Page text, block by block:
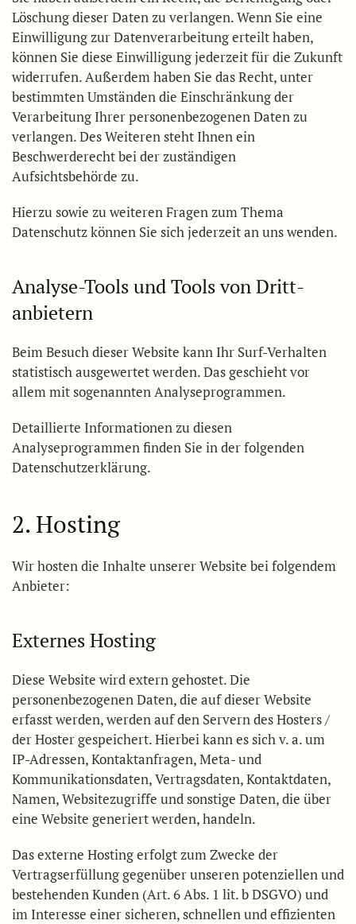
Löschung dieser Daten zu verlangen. Wenn Sie eine
Einwilligung zur Datenverarbeitung erteilt haben,
können Sie diese Einwilligung jederzeit für die Zukunft
widerrufen. Außerdem haben Sie das Recht, unter
bestimmten Umständen die Einschränkung der
Verarbeitung Ihrer personenbezogenen Daten zu
verlangen. Des Weiteren steht Ihnen ein
Beschwerderecht bei der zuständigen
Aufsichtsbehörde zu.
Hierzu sowie zu weiteren Fragen zum Thema
Datenschutz können Sie sich jederzeit an uns wenden.
Analyse-Tools und Tools von Dritt­
anbietern
Beim Besuch dieser Website kann Ihr Surf-Verhalten
statistisch ausgewertet werden. Das geschieht vor
allem mit sogenannten Analyseprogrammen.
Detaillierte Informationen zu diesen
Analyseprogrammen finden Sie in der folgenden
Datenschutzerklärung.
2. Hosting
Wir hosten die Inhalte unserer Website bei folgendem
Anbieter:
Externes Hosting
Diese Website wird extern gehostet. Die
personenbezogenen Daten, die auf dieser Website
erfasst werden, werden auf den Servern des Hosters /
der Hoster gespeichert. Hierbei kann es sich v. a. um
IP-Adressen, Kontaktanfragen, Meta- und
Kommunikationsdaten, Vertragsdaten, Kontaktdaten,
Namen, Websitezugriffe und sonstige Daten, die über
eine Website generiert werden, handeln.
Das externe Hosting erfolgt zum Zwecke der
Vertragserfüllung gegenüber unseren potenziellen und
bestehenden Kunden (Art. 6 Abs. 1 lit. b DSGVO) und
im Interesse einer sicheren, schnellen und effizienten